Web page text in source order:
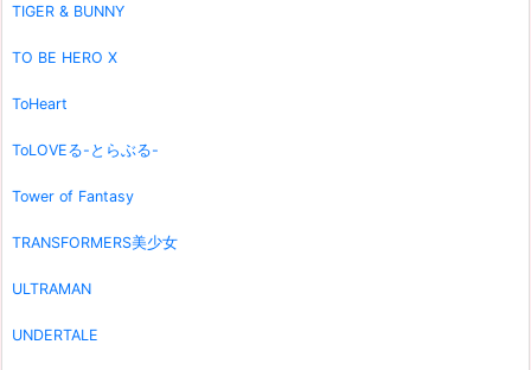
TIGER & BUNNY
TO BE HERO X
ToHeart
ToLOVEる-とらぶる-
Tower of Fantasy
TRANSFORMERS美少女
ULTRAMAN
UNDERTALE